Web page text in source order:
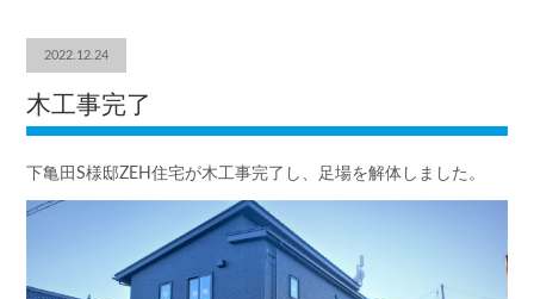
2022.12.24
木工事完了
下亀田S様邸ZEH住宅が木工事完了し、足場を解体しました。